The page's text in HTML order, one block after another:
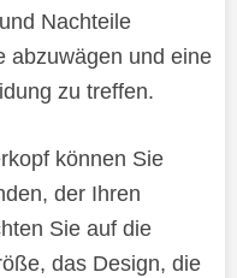
Nachteile
abzuwägen und eine
zu treffen.
können Sie
der Ihren
Sie auf die
das Design, die